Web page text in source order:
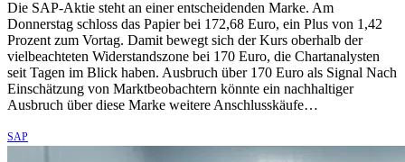
Die SAP-Aktie steht an einer entscheidenden Marke. Am
Donnerstag schloss das Papier bei 172,68 Euro, ein Plus von 1,42
Prozent zum Vortag. Damit bewegt sich der Kurs oberhalb der
vielbeachteten Widerstandszone bei 170 Euro, die Chartanalysten
seit Tagen im Blick haben. Ausbruch über 170 Euro als Signal Nach
Einschätzung von Marktbeobachtern könnte ein nachhaltiger
Ausbruch über diese Marke weitere Anschlusskäufe…
SAP